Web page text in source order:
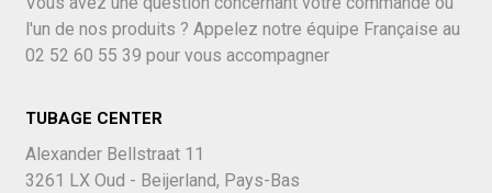
l'un de nos produits ? Appelez notre équipe Française au
02 52 60 55 39 pour vous accompagner
TUBAGE CENTER
Alexander Bellstraat 11
3261 LX Oud - Beijerland, Pays-Bas